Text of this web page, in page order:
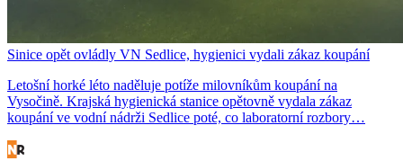
Sinice opět ovládly VN Sedlice, hygienici vydali zákaz koupání
Letošní horké léto naděluje potíže milovníkům koupání na
Vysočině. Krajská hygienická stanice opětovně vydala zákaz
koupání ve vodní nádrži Sedlice poté, co laboratorní rozbory…